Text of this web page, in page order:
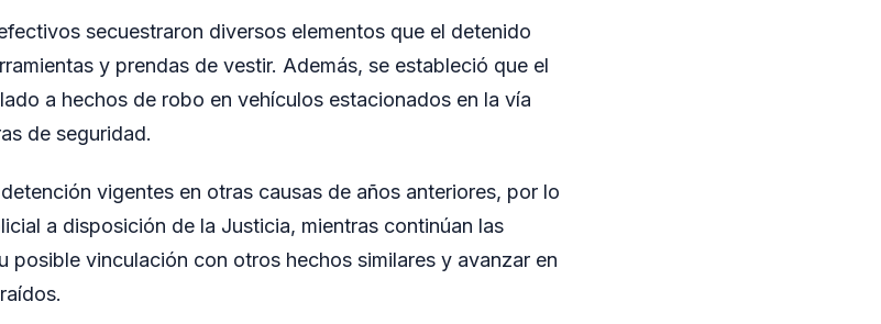
secuestraron diversos elementos que el detenido
y prendas de vestir. Además, se estableció que el
a hechos de robo en vehículos estacionados en la vía
de seguridad.
vigentes en otras causas de años anteriores, por lo
a disposición de la Justicia, mientras continúan las
posible vinculación con otros hechos similares y avanzar en